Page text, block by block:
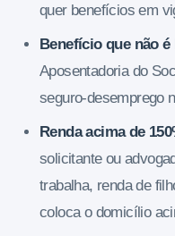
quer benefícios em
Benefício que não é
Aposentadoria do
seguro-desemprego
Renda acima de
solicitante ou
trabalha, renda de
coloca o domicílio